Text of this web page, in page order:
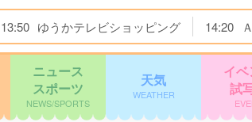
13:50 ゆうかテレビショッピング 14:20
ニュース
スポーツ
NEWS/SPORTS
天気
WEATHER
イ
試